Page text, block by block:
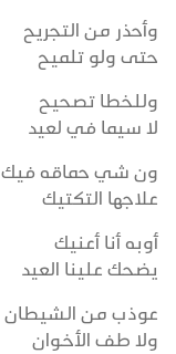
وأحذر من التجريح
حتى ولو تلميح
وللخطا تصحيح
لا سيما في لعيد
ون شي حماقه فيك
علاجها التكتيك
أوبه أنا أعنيك
يضحك علينا العيد
عوذب من الـشيطان
ولا طف الأخــوان